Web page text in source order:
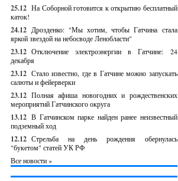
25.12 На Соборной готовится к открытию бесплатный
каток!
24.12 Дрозденко: "Мы хотим, чтобы Гатчина стала
яркой звездой на небосводе Ленобласти"
23.12 Отключение электроэнергии в Гатчине: 24
декабря
23.12 Стало известно, где в Гатчине можно запускать
салюты и фейерверки
23.12 Полная афиша новогодних и рождественских
мероприятий Гатчинского округа
13.12 В Гатчинском парке найден ранее неизвестный
подземный ход
12.12 Стрельба на день рождения обернулась
"букетом" статей УК РФ
Все новости »